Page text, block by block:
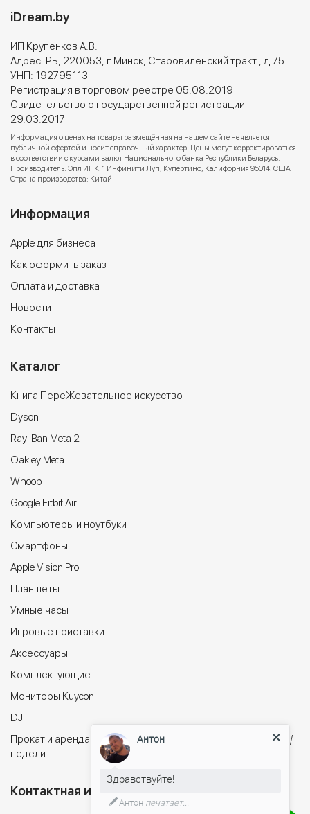
iDream.by
ИП Крупенков А.В.
Адрес: РБ, 220053, г.Минск, Старовиленский тракт , д.75
УНП: 192795113
Регистрация в торговом реестре 05.08.2019
Свидетельство о государственной регистрации
29.03.2017
Информация о ценах на товары размещённая на нашем сайте не является
публичной офертой и носит справочный характер. Цены могут корректироваться
в соответствии с курсами валют Национального банка Республики Беларусь.
Производитель: Эпл ИНК. 1 Инфинити Луп, Купертино, Калифорния 95014. США
Страна производства: Китай
Информация
Apple для бизнеса
Как оформить заказ
Оплата и доставка
Новости
Контакты
Каталог
Книга ПереЖевательное искусство
Dyson
Ray-Ban Meta 2
Oakley Meta
Whoop
Google Fitbit Air
Компьютеры и ноутбуки
Cмартфоны
Apple Vision Pro
Планшеты
Умные часы
Игровые приставки
Аксессуары
Комплектующие
Мониторы Kuycon
DJI
Прокат и аренда электросамокатов в Минске на сутки/дни/
недели
Контактная информация
Антон
Здравствуйте!
Антон печатает...